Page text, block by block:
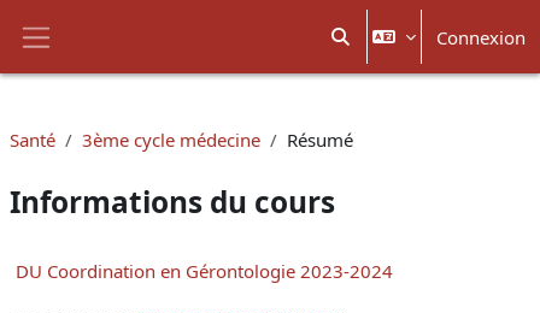
Activer/désactiver la
Connexion
Santé 3ème cycle médecine Résumé
Informations du cours
DU Coordination en Gérontologie 2023-2024